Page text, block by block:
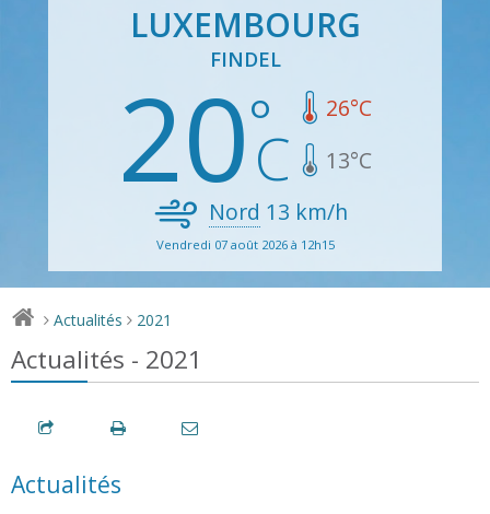
LUXEMBOURG
FINDEL
20 26°C
13°C
Nord 13 km/h
Vendredi 07 août 2026 à 12h15
> Actualités > 2021
Actualités - 2021
Actualités